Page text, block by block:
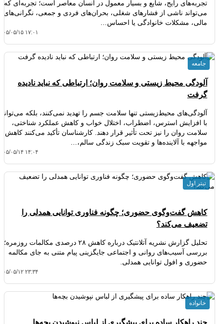
تجربه‌های رایج، شایع و بسیار معمول در انسان معاصر است؛ تجربه‌ای که
می‌تواند ناشی از فشارهای شغلی، بحران‌های فردی و جمعی، نگرانی‌های
مالی، مشکلات خانوادگی یا احساس…
۱۴۰۵/۰۵/۱۵
آلودگی محیط زیستی و سلامت روان؛ ارتباطی که نباید نادیده
گرفت
آلودگی‌های محیط‌زیستی تنها سلامت جسم را تهدید نمی‌کنند، بلکه
با افزایش استرس، اضطراب، اختلال خواب و کاهش عملکرد شناختی،
سلامت روان را نیز تحت تأثیر قرار دهند. کارشناسان تأکید می‌کنند کاهش
مواجهه با آلاینده‌ها و تقویت سبک زندگی سالم،…
۱۴۰۵/۰۵/۱۴
جامعه
کاهش گفت‌وگوی حضوری؛ چگونه فناوری توانایی همدلی را
تضعیف می‌کند؟
تحلیل گزارش نشریه آتلانتیک درباره کاهش ۲۸ درصدی مکالمات روزمره؛
بررسی آسیب‌های روانی و اجتماعی جایگزینی پیام متنی به جای مکالمه
حضوری و افول توانایی همدلی.
۱۴۰۵/۰۵/۱۲
تیتر اول
خانواده